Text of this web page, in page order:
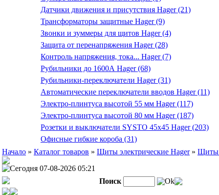
Датчики движения и присутствия Hager (21)
Трансформаторы защитные Hager (9)
Звонки и зуммеры для щитов Hager (4)
Защита от перенапряжения Hager (28)
Контроль напряжения, тока... Hager (7)
Рубильники до 1600А Hager (68)
Рубильники-переключатели Hager (31)
Автоматические переключатели вводов Hager (11)
Электро-плинтуса высотой 55 мм Hager (117)
Электро-плинтуса высотой 80 мм Hager (187)
Розетки и выключатели SYSTO 45х45 Hager (203)
Офисные гибкие короба (31)
Начало » Каталог товаров » Щиты электрические Hager» Щиты
Сегодня 07-08-2026 05:21
Поиск
Ok